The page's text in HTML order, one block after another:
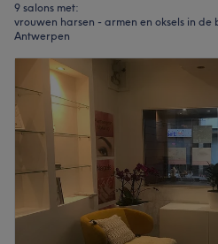
9 salons met:
vrouwen harsen - armen en oksels in
Antwerpen